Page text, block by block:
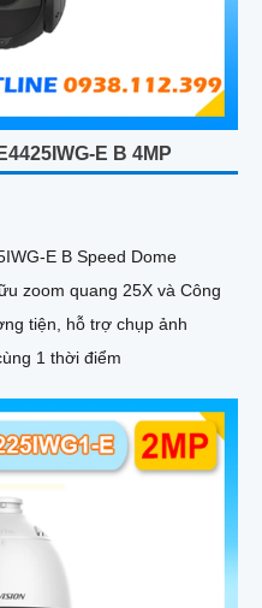
E B 4MP
E B Speed Dome
zoom quang 25X và Công
tiện, hỗ trợ chụp ảnh
1 thời điểm